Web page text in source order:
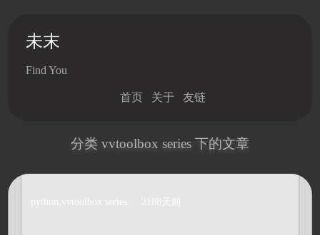
未末
Find You
首页 关于 友链
分类 vvtoolbox series 下的文章
python,vvtoolbox series 2188天前